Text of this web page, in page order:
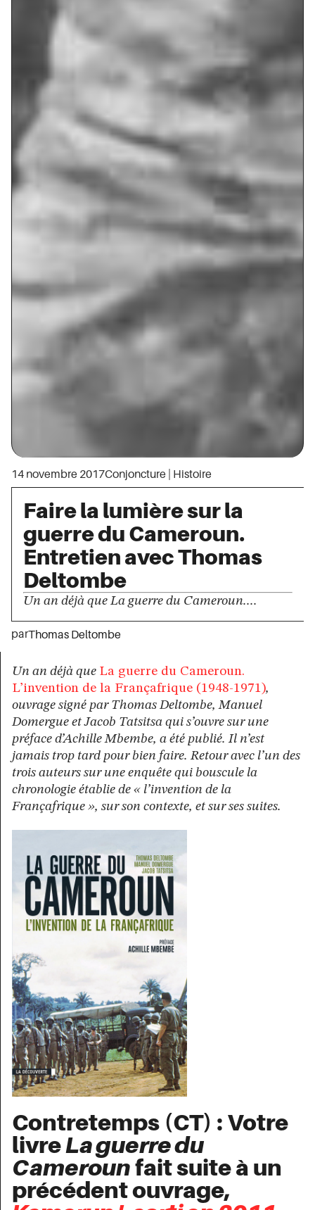
14 novembre 2017Conjoncture Histoire
Faire la lumière sur la
guerre du Cameroun.
Entretien avec Thomas
Deltombe
Un an déjà que La guerre du Cameroun....
parThomas Deltombe
Un an déjà que La guerre du Cameroun.
L’invention de la Françafrique (1948-1971),
ouvrage signé par Thomas Deltombe, Manuel
Domergue et Jacob Tatsitsa qui s’ouvre sur une
préface d’Achille Mbembe, a été publié. Il n’est
jamais trop tard pour bien faire. Retour avec l’un des
trois auteurs sur une enquête qui bouscule la
chronologie établie de « l’invention de la
Françafrique », sur son contexte, et sur ses suites.
Contretemps (CT) : Votre
livreLa guerre du
Camerounfait suite à un
précédent ouvrage,